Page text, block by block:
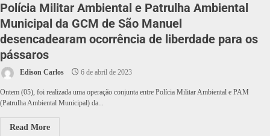
Polícia Militar Ambiental e Patrulha Ambiental
Municipal da GCM de São Manuel
desencadearam ocorrência de liberdade para os
pássaros
Edison Carlos 6 de abril de 2023
Ontem (05), foi realizada uma operação conjunta entre Polícia Militar Ambiental e PAM
(Patrulha Ambiental Municipal) da...
Read More